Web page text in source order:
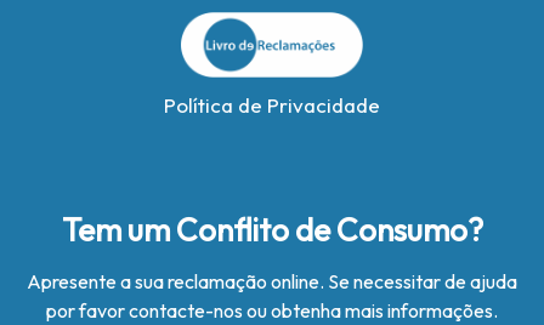
Política de Privacidade
Tem um Conflito de Consumo?
Apresente a sua reclamação online. Se necessitar de ajuda
por favor contacte-nos ou obtenha mais informações.